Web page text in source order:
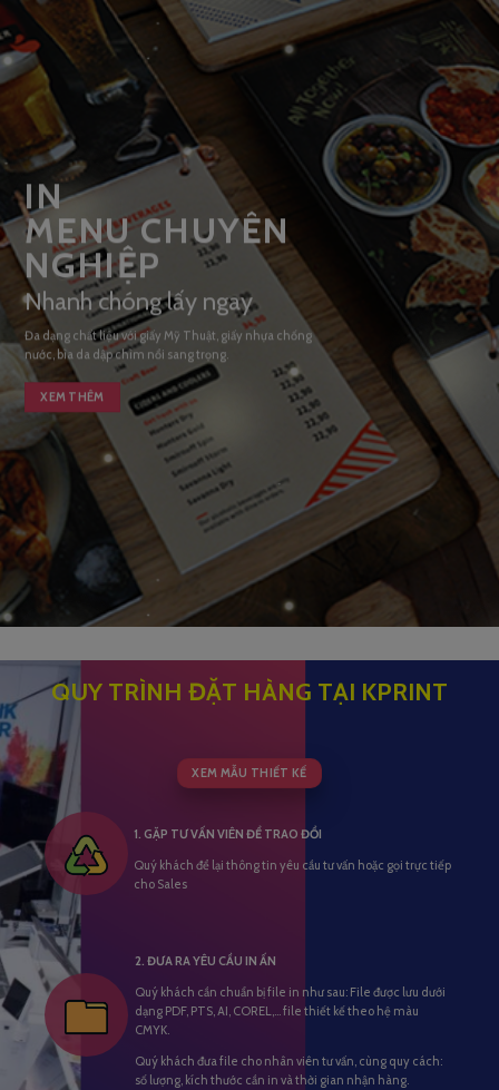
IN
MENU CHUYÊN
NGHIỆP
Nhanh chóng lấy ngay
Đa dạng chất liệu với giấy Mỹ Thuật, giấy nhựa chống
nước, bìa da dập chìm nổi sang trọng.
XEM THÊM
QUY TRÌNH ĐẶT HÀNG TẠI KPRINT
XEM MẪU THIẾT KẾ
1. GẶP TƯ VẤN VIÊN ĐỂ TRAO ĐỔI
Quý khách để lại thông tin yêu cầu tư vấn hoặc gọi trực tiếp
cho Sales
2. ĐƯA RA YÊU CẦU IN ẤN
Quý khách cần chuẩn bị file in như sau: File được lưu dưới
dạng PDF, PTS, AI, COREL,… file thiết kế theo hệ màu
CMYK.
Quý khách đưa file cho nhân viên tư vấn, cùng quy cách:
số lượng, kích thước cần in và thời gian nhận hàng.